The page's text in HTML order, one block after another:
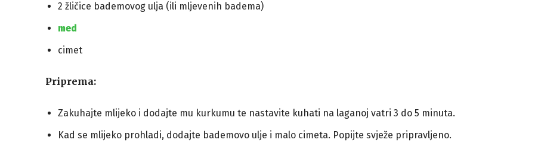
2 žličice bademovog ulja (ili mljevenih badema)
med
cimet
Priprema:
Zakuhajte mlijeko i dodajte mu kurkumu te nastavite kuhati na laganoj vatri 3 do 5 minuta.
Kad se mlijeko prohladi, dodajte bademovo ulje i malo cimeta. Popijte svježe pripravljeno.